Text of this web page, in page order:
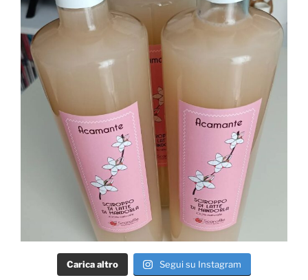
Carica altro Segui su Instagram